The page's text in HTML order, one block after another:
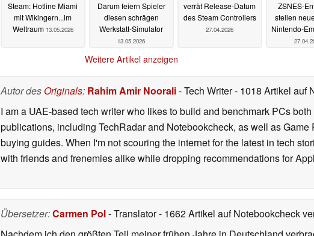
Steam: Hotline Miami
mit Wikingern...im
Weltraum 13.05.2026
Darum feiern Spieler
diesen schrägen
Werkstatt-Simulator
13.05.2026
verrät Release-Datum
des Steam Controllers
27.04.2026
ZSNES-
stellen
Nintendo-
Weitere Artikel anzeigen
Autor des Originals: Rahim Amir Noorali- Tech Writer- 1018 Artikel auf
I am a UAE-based tech writer who likes to build and benchmark PCs
publications, including TechRadar and Notebookcheck, as well as
buying guides. When I'm not scouring the internet for the latest in tech
with friends and frenemies alike while dropping recommendations for
Übersetzer:Carmen Pol- Translator- 1662 Artikel auf Notebookcheck